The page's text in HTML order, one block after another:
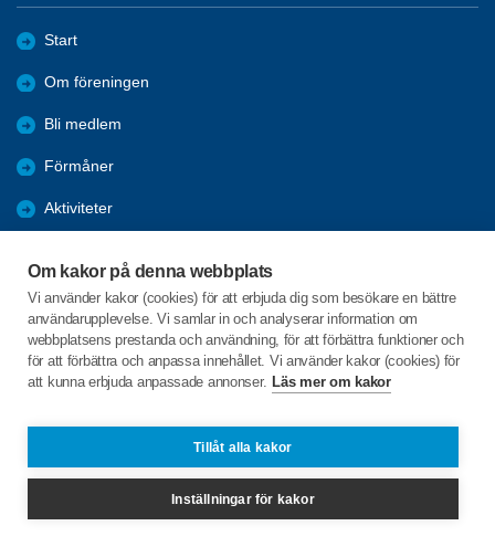
Om kakor på denna webbplats
Vi använder kakor (cookies) för att erbjuda dig som besökare en bättre
användarupplevelse. Vi samlar in och analyserar information om
webbplatsens prestanda och användning, för att förbättra funktioner och
för att förbättra och anpassa innehållet. Vi använder kakor (cookies) för
att kunna erbjuda anpassade annonser. Läs mer om kakor
Tillåt alla kakor
Inställningar för kakor
Start
Om föreningen
Bli medlem
Förmåner
Aktiviteter
IT - café
Vi påverkar
Länkar
645 61 STALLARHOLMEN
stallarholmenspf@gmail.com